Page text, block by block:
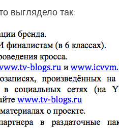
выглядело так: